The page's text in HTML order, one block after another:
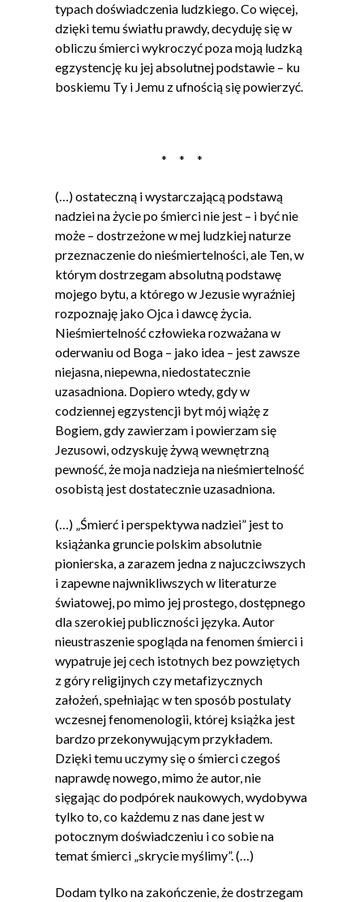
typach doświadczenia ludzkiego. Co więcej,
dzięki temu światłu prawdy, decyduję się w
obliczu śmierci wykroczyć poza moją ludzką
egzystencję ku jej absolutnej podstawie – ku
boskiemu Ty i Jemu z ufnością się powierzyć.
* * *
(…) ostateczną i wystarczającą podstawą
nadziei na życie po śmierci nie jest – i być nie
może – dostrzeżone w mej ludzkiej naturze
przeznaczenie do nieśmiertelności, ale Ten, w
którym dostrzegam absolutną podstawę
mojego bytu, a którego w Jezusie wyraźniej
rozpoznaję jako Ojca i dawcę życia.
Nieśmiertelność człowieka rozważana w
oderwaniu od Boga – jako idea – jest zawsze
niejasna, niepewna, niedostatecznie
uzasadniona. Dopiero wtedy, gdy w
codziennej egzystencji byt mój wiążę z
Bogiem, gdy zawierzam i powierzam się
Jezusowi, odzyskuję żywą wewnętrzną
pewność, że moja nadzieja na nieśmiertelność
osobistą jest dostatecznie uzasadniona.
(…) „Śmierć i perspektywa nadziei” jest to
książanka gruncie polskim absolutnie
pionierska, a zarazem jedna z najuczciwszych
i zapewne najwnikliwszych w literaturze
światowej, po mimo jej prostego, dostępnego
dla szerokiej publiczności języka. Autor
nieustraszenie spogląda na fenomen śmierci i
wypatruje jej cech istotnych bez powziętych
z góry religijnych czy metafizycznych
założeń, spełniając w ten sposób postulaty
wczesnej fenomenologii, której książka jest
bardzo przekonywującym przykładem.
Dzięki temu uczymy się o śmierci czegoś
naprawdę nowego, mimo że autor, nie
sięgając do podpórek naukowych, wydobywa
tylko to, co każdemu z nas dane jest w
potocznym doświadczeniu i co sobie na
temat śmierci „skrycie myślimy”. (…)
Dodam tylko na zakończenie, że dostrzegam